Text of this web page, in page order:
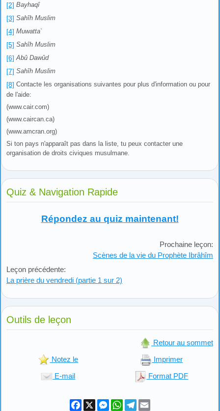
[2] Bayhaqî
[3] Sahîh Muslim
[4] Muwatta`
[5] Sahîh Muslim
[6] Abû Dawûd
[7] Sahîh Muslim
[8] Contacte les organisations suivantes pour plus d'information ou pour
de l'aide:
(www.cair.com)
(www.caircan.ca)
(www.amcran.org)
Si ton pays n'apparaît pas dans la liste, tu peux contacter une
organisation de droits civiques musulmane.
Quiz & Navigation Rapide
Répondez au quiz maintenant!
Leçon précédente:
La prière du vendredi (partie 1 sur 2)
Prochaine leçon:
Scènes de la vie du Prophète Ibrâhîm
Outils de leçon
Retour au sommet
Notez le Imprimer
E-mail Format PDF
Facebook
X Messenger
WhatsApp
Telegram